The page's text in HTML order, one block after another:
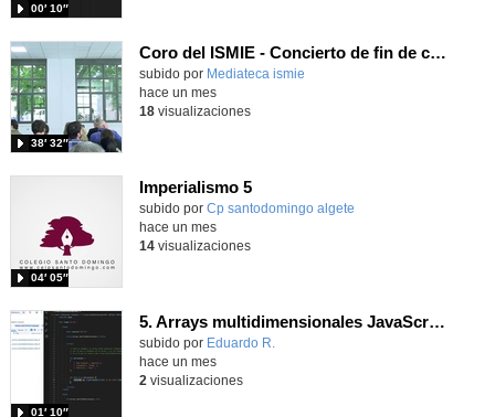
00′ 10″
Coro del ISMIE - Concierto de fin de curso - 6/5/2026
subido por Mediateca ismie
38′ 32″
hace un mes
18visualizaciones
Imperialismo 5
Contenido educativo.
subido por Cp santodomingo algete
04′ 05″
hace un mes
14visualizaciones
5. Arrays multidimensionales JavaScripts
Contenido educativo.
subido por Eduardo R.
01′ 10″
hace un mes
2 visualizaciones